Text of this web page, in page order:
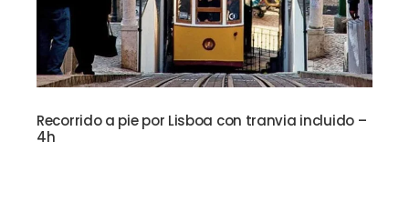
Recorrido a pie por Lisboa con tranvia incluido –
4h